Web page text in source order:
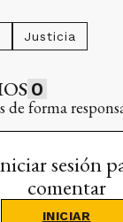
Justicia
0
forma
sesión
comentar
INICIAR